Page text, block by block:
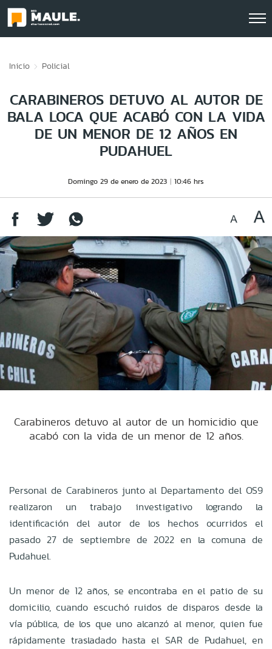
Inicio Policial
CARABINEROS DETUVO AL AUTOR DE
BALA LOCA QUE ACABÓ CON LA VIDA
DE UN MENOR DE 12 AÑOS EN
PUDAHUEL
Domingo 29 de enero de 2023 10:46 hrs
Carabineros detuvo al autor de un homicidio que
acabó con la vida de un menor de 12 años.
Personal de Carabineros junto al Departamento del OS9
realizaron un trabajo investigativo logrando la
identificación del autor de los hechos ocurridos el
pasado 27 de septiembre de 2022 en la comuna de
Pudahuel.
Un menor de 12 años, se encontraba en el patio de su
domicilio, cuando escuchó ruidos de disparos desde la
vía pública, de los que uno alcanzó al menor, quien fue
rápidamente trasladado hasta el SAR de Pudahuel, en